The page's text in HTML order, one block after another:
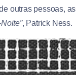
outras pessoas,
, Patrick Ness.